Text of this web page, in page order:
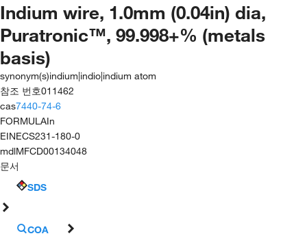
Indium wire, 1.0mm (0.04in) dia,
Puratronic™, 99.998+% (metals
basis)
synonym(s)indium|indio|indium atom
참조 번호011462
cas7440-74-6
FORMULAIn
EINECS231-180-0
mdlMFCD00134048
문서
SDS
COA